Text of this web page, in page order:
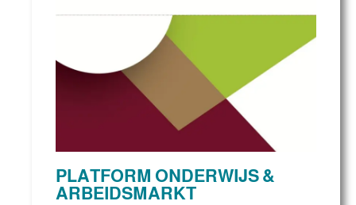
PLATFORM ONDERWIJS &
ARBEIDSMARKT